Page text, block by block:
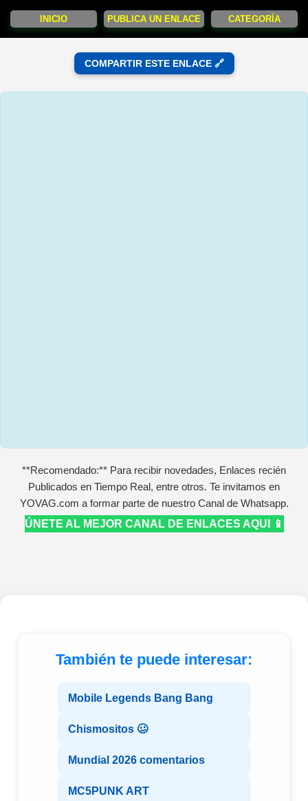
INICIO PUBLICA UN ENLACE CATEGORÍA
COMPARTIR ESTE ENLACE 🔗
**Recomendado:** Para recibir novedades, Enlaces recién
Publicados en Tiempo Real, entre otros. Te invitamos en
YOVAG.com a formar parte de nuestro Canal de Whatsapp.
ÚNETE AL MEJOR CANAL DE ENLACES AQUI 📱
También te puede interesar:
Mobile Legends Bang Bang
Chismositos 🥴
Mundial 2026 comentarios
MC5PUNK ART